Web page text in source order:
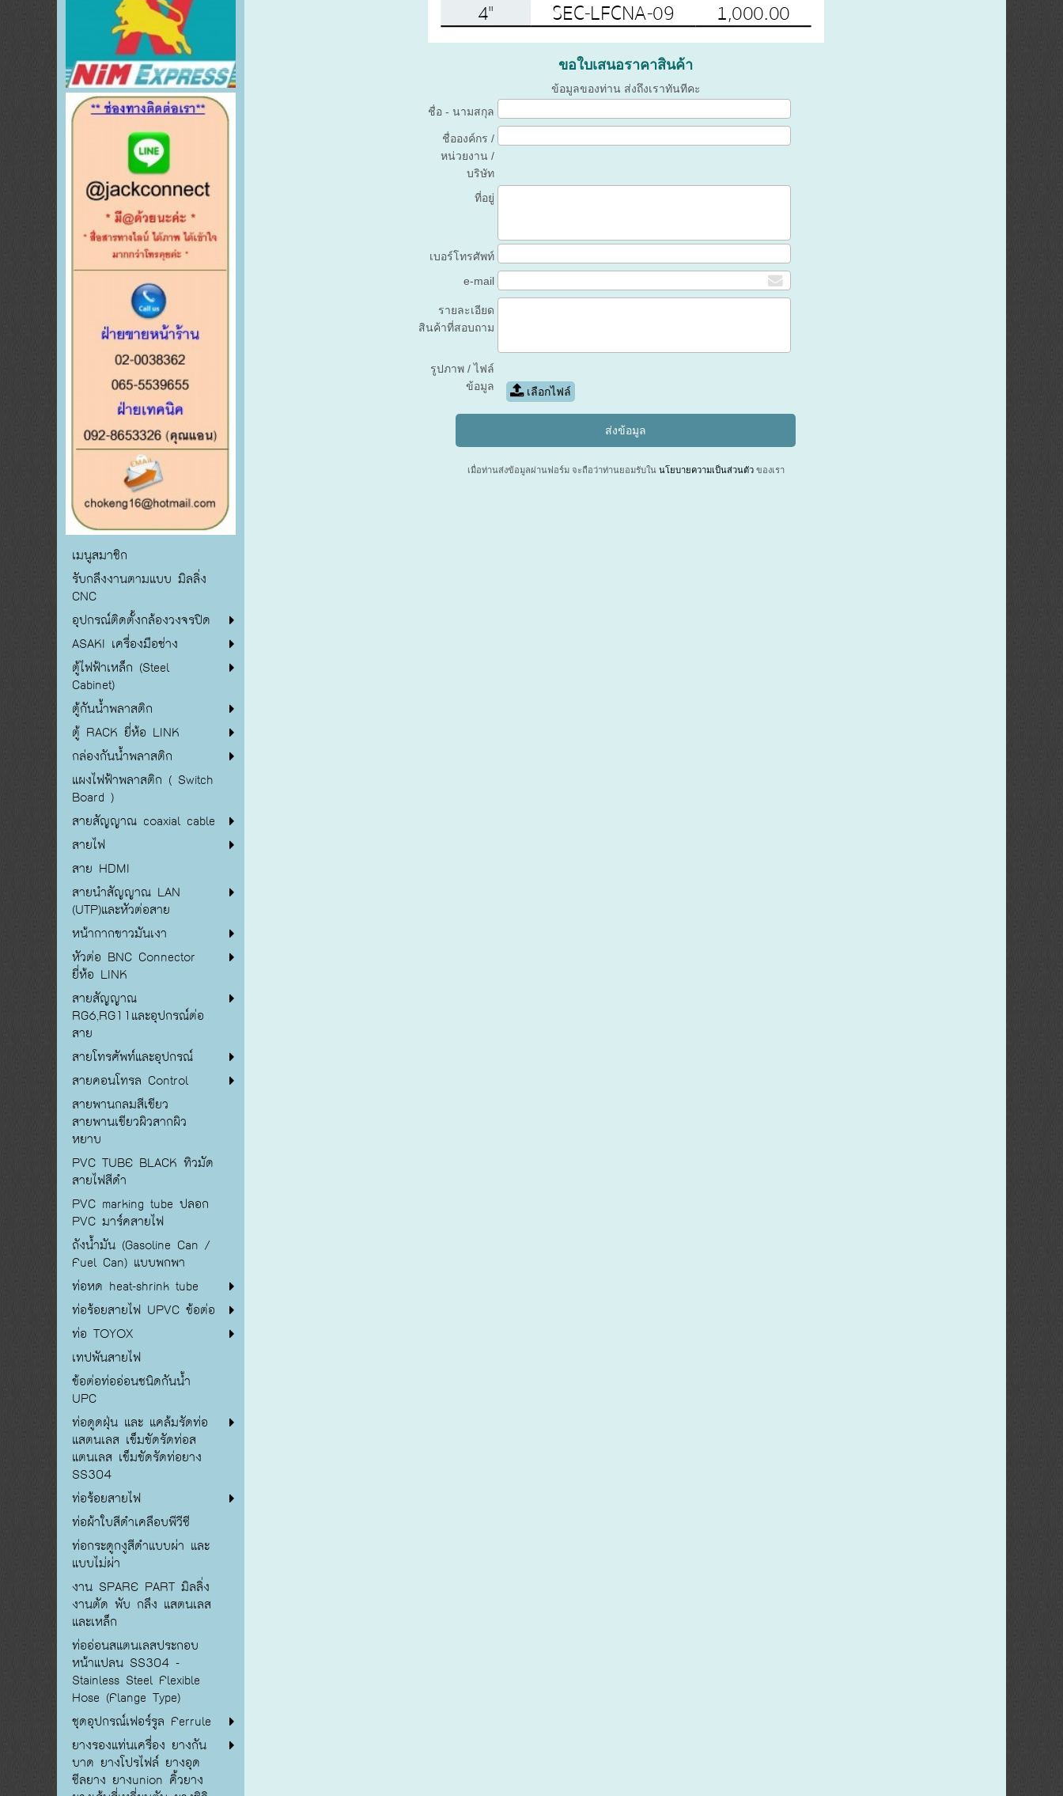
เมนูสมาชิก
รับกลึงงานตามแบบ มิลลิ่ง
CNC
อุปกรณ์ติดตั้งกล้องวงจรปิด
ASAKI เครื่องมือช่าง
ตู้ไฟฟ้าเหล็ก (Steel
Cabinet)
ตู้กันน้ำพลาสติก
ตู้ RACK ยี่ห้อ LINK
กล่องกันน้ำพลาสติก
แผงไฟฟ้าพลาสติก ( Switch
Board )
สายสัญญาณ coaxial cable
สายไฟ
สาย HDMI
สายนำสัญญาณ LAN
(UTP)และหัวต่อสาย
หน้ากากขาวมันเงา
หัวต่อ BNC Connector
ยี่ห้อ LINK
สายสัญญาณ
RG6,RG11และอุปกรณ์ต่อ
สาย
สายโทรศัพท์และอุปกรณ์
สายคอนโทรล Control
สายพานกลมสีเขียว
สายพานเขียวผิวสากผิว
หยาบ
PVC TUBE BLACK ทิวมัด
สายไฟสีดำ
PVC marking tube ปลอก
PVC มาร์คสายไฟ
ถังน้ำมัน (Gasoline Can /
Fuel Can) แบบพกพา
ท่อหด heat-shrink tube
ท่อร้อยสายไฟ UPVC ข้อต่อ
ท่อ TOYOX
เทปพันสายไฟ
ข้อต่อท่ออ่อนชนิดกันน้ำ
UPC
ท่อดูดฝุ่น และ แคล้มรัดท่อ
แสตนเลส เข็มขัดรัดท่อส
แตนเลส เข็มขัดรัดท่อยาง
SS304
ท่อร้อยสายไฟ
ท่อผ้าใบสีดำเคลือบพีวีซี
ท่อกระดูกงูสีดำแบบผ่า และ
แบบไม่ผ่า
งาน SPARE PART มิลลิ่ง
งานตัด พับ กลึง แสตนเลส
และเหล็ก
ท่ออ่อนสแตนเลสประกอบ
หน้าแปลน SS304 -
Stainless Steel Flexible
Hose (Flange Type)
ชุดอุปกรณ์เฟอร์รูล Ferrule
ยางรองแท่นเครื่อง ยางกัน
บาด ยางโปรไฟล์ ยางอุด
ซีลยาง ยางunion คิ้วยาง
ขอใบเสนอราคาสินค้า
ข้อมูลของท่าน ส่งถึงเราทันทีคะ
ชื่อ - นามสกุล
ชื่อองค์กร /
หน่วยงาน /
บริษัท
ที่อยู่
เบอร์โทรศัพท์
e-mail
รายละเอียด
สินค้าที่สอบถาม
รูปภาพ / ไฟล์
ข้อมูล
เลือกไฟล์
เมื่อท่านส่งข้อมูลผ่านฟอร์ม จะถือว่าท่านยอมรับในนโยบายความเป็นส่วนตัว ของเรา